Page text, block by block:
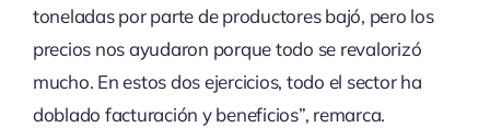
toneladas por parte de productores bajó, pero los
precios nos ayudaron porque todo se revalorizó
mucho. En estos dos ejercicios, todo el sector ha
doblado facturación y beneficios”, remarca.